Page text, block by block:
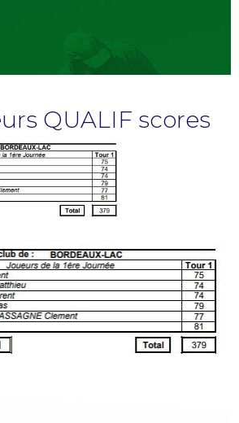
QUALIF scores